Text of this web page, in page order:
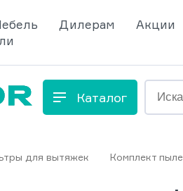
Дилерам Акции
Каталог
для вытяжек Комплект